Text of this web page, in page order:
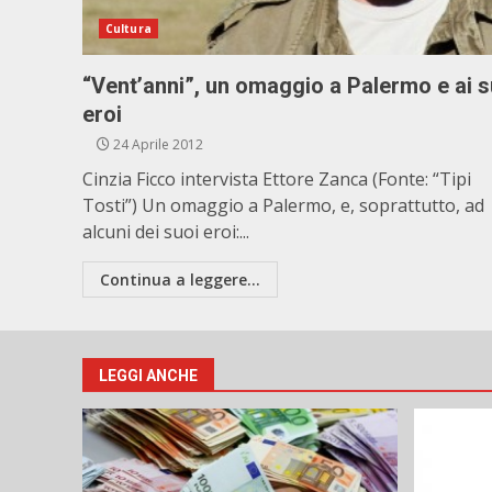
Cultura
“Vent’anni”, un omaggio a Palermo e ai
eroi
24 Aprile 2012
Cinzia Ficco intervista Ettore Zanca (Fonte: “Tipi
Tosti”) Un omaggio a Palermo, e, soprattutto, ad
alcuni dei suoi eroi:...
Continua a leggere...
LEGGI ANCHE